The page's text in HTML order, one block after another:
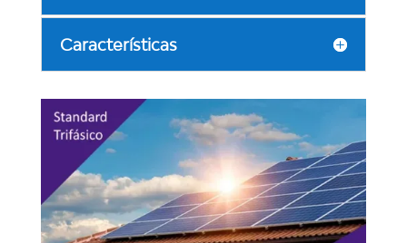
Características